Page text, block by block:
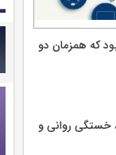
که همزمان دو
خستگی روانی و